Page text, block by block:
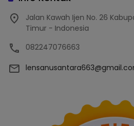
Jalan Kawah Ijen No. 26
Timur - Indonesia
082247076663